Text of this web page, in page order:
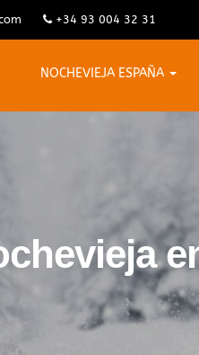
+34 93 004 32 31
NOCHEVIEJA ESPAÑA